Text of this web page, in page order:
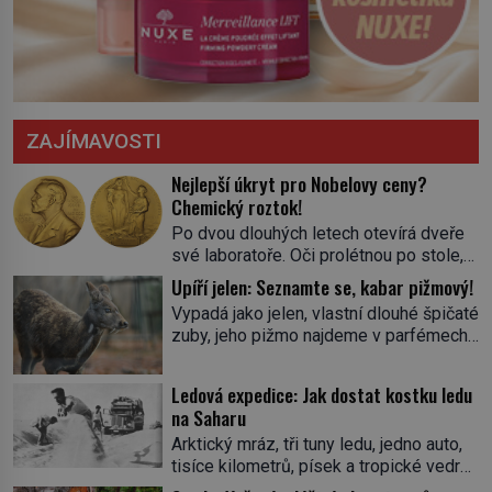
ZAJÍMAVOSTI
Nejlepší úkryt pro Nobelovy ceny?
Chemický roztok!
Po dvou dlouhých letech otevírá dveře
své laboratoře. Oči prolétnou po stole,
aby pak ulpěly na regálu, kde se nachází
všemožné látky. Hledá žluto-oranžovou
tekutinu, jakmile ji zahlédne, nesmírně
se mu uleví. Teď může svůj plán
skrývá směs s názvem lučavka
královská. Svůj přídomek nemá pro nic
za nic, […]
Upíří jelen: Seznamte se, kabar pižmový!
Vypadá jako jelen, vlastní dlouhé špičaté
zuby, jeho pižmo najdeme v parfémech
jediného zástupce zvířecí říše – kabara
pižmového. V Evropě ho jako první
popíše švédský botanik Carl Linné
(1707–1778), jenže v Asii o něm ví už
Ledová expedice: Jak dostat kostku ledu
na Saharu
Arktický mráz, tři tuny ledu, jedno auto,
tisíce kilometrů, písek a tropické vedro.